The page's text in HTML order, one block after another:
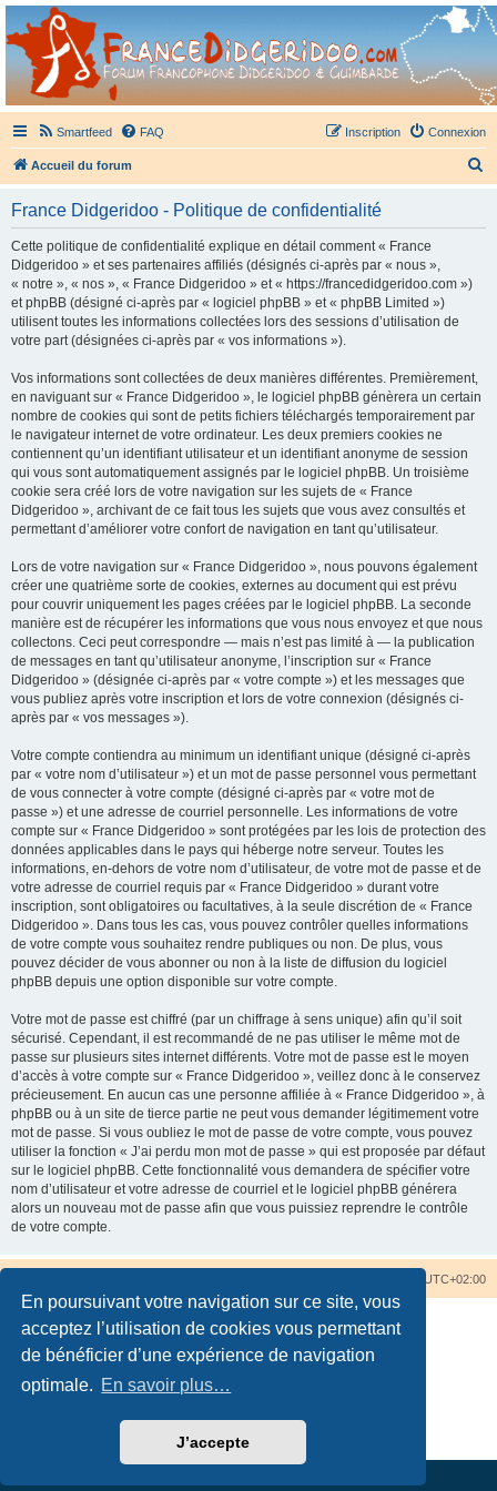
En poursuivant votre navigation sur ce site, vous
acceptez l’utilisation de cookies vous permettant
de bénéficier d’une expérience de navigation
optimale. En savoir plus…
J’accepte
France Didgeridoo
Didgeridoo et Guimbarde sur France Didgeridoo - retrouvez la communauté.
Smartfeed FAQ Connexion
Inscription
Accueil du forum
France Didgeridoo - Politique de confidentialité
Cette politique de confidentialité explique en détail comment « France
Didgeridoo » et ses partenaires affiliés (désignés ci-après par « nous »,
« notre », « nos », « France Didgeridoo » et « https://francedidgeridoo.com »)
et phpBB (désigné ci-après par « logiciel phpBB » et « phpBB Limited »)
utilisent toutes les informations collectées lors des sessions d’utilisation de
votre part (désignées ci-après par « vos informations »).
Vos informations sont collectées de deux manières différentes. Premièrement,
en naviguant sur « France Didgeridoo », le logiciel phpBB génèrera un certain
nombre de cookies qui sont de petits fichiers téléchargés temporairement par
le navigateur internet de votre ordinateur. Les deux premiers cookies ne
contiennent qu’un identifiant utilisateur et un identifiant anonyme de session
qui vous sont automatiquement assignés par le logiciel phpBB. Un troisième
cookie sera créé lors de votre navigation sur les sujets de « France
Didgeridoo », archivant de ce fait tous les sujets que vous avez consultés et
permettant d’améliorer votre confort de navigation en tant qu’utilisateur.
Lors de votre navigation sur « France Didgeridoo », nous pouvons également
créer une quatrième sorte de cookies, externes au document qui est prévu
pour couvrir uniquement les pages créées par le logiciel phpBB. La seconde
manière est de récupérer les informations que vous nous envoyez et que nous
collectons. Ceci peut correspondre — mais n’est pas limité à — la publication
de messages en tant qu’utilisateur anonyme, l’inscription sur « France
Didgeridoo » (désignée ci-après par « votre compte ») et les messages que
vous publiez après votre inscription et lors de votre connexion (désignés ci-
après par « vos messages »).
Votre compte contiendra au minimum un identifiant unique (désigné ci-après
par « votre nom d’utilisateur ») et un mot de passe personnel vous permettant
de vous connecter à votre compte (désigné ci-après par « votre mot de
passe ») et une adresse de courriel personnelle. Les informations de votre
compte sur « France Didgeridoo » sont protégées par les lois de protection des
données applicables dans le pays qui héberge notre serveur. Toutes les
informations, en-dehors de votre nom d’utilisateur, de votre mot de passe et de
votre adresse de courriel requis par « France Didgeridoo » durant votre
inscription, sont obligatoires ou facultatives, à la seule discrétion de « France
Didgeridoo ». Dans tous les cas, vous pouvez contrôler quelles informations
de votre compte vous souhaitez rendre publiques ou non. De plus, vous
pouvez décider de vous abonner ou non à la liste de diffusion du logiciel
phpBB depuis une option disponible sur votre compte.
Votre mot de passe est chiffré (par un chiffrage à sens unique) afin qu’il soit
sécurisé. Cependant, il est recommandé de ne pas utiliser le même mot de
passe sur plusieurs sites internet différents. Votre mot de passe est le moyen
d’accès à votre compte sur « France Didgeridoo », veillez donc à le conservez
précieusement. En aucun cas une personne affiliée à « France Didgeridoo », à
phpBB ou à un site de tierce partie ne peut vous demander légitimement votre
mot de passe. Si vous oubliez le mot de passe de votre compte, vous pouvez
utiliser la fonction « J’ai perdu mon mot de passe » qui est proposée par défaut
sur le logiciel phpBB. Cette fonctionnalité vous demandera de spécifier votre
nom d’utilisateur et votre adresse de courriel et le logiciel phpBB générera
alors un nouveau mot de passe afin que vous puissiez reprendre le contrôle
de votre compte.
UTC+02:00
Traduction française officielle©
Confidentialité